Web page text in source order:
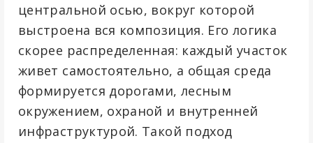
центральной осью, вокруг которой
выстроена вся композиция. Его логика
скорее распределенная: каждый участок
живет самостоятельно, а общая среда
формируется дорогами, лесным
окружением, охраной и внутренней
инфраструктурой. Такой подход